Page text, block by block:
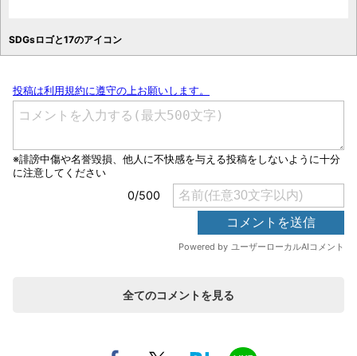
SDGsロゴと17のアイコン
全てのコメントを見る